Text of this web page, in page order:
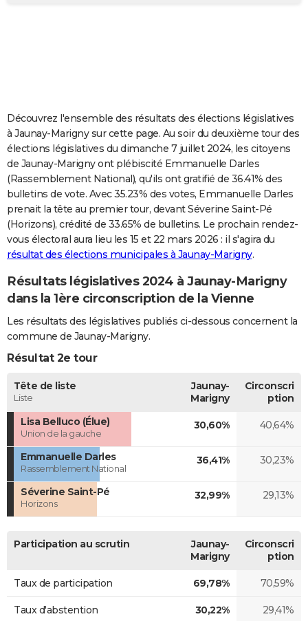
Carte de Noël
Carte Bonne année
Carte Saint-Valentin
Carte Pâques
Carte d'anniversaire
DICTIONNAIRE
Dictionnaire
Biographies
Citations
Expressions
Proverbes
PROGRAMME TV
COPAINS D'AVANT
S'inscrire
Se connecter
Lycées
Collèges
Primaires
Universités
Entreprises
Service militaire
Avis de recherche
AVIS DE DÉCÈS
FORUM
Découvrez l'ensemble des résultats des élections législatives
à Jaunay-Marigny sur cette page. Au soir du deuxième tour des
élections législatives du dimanche 7 juillet 2024, les citoyens
de Jaunay-Marigny ont plébiscité Emmanuelle Darles
(Rassemblement National), qu'ils ont gratifié de 36.41% des
bulletins de vote. Avec 35.23% des votes, Emmanuelle Darles
prenait la tête au premier tour, devant Séverine Saint-Pé
(Horizons), crédité de 33.65% de bulletins. Le prochain rendez-
vous électoral aura lieu les 15 et 22 mars 2026 : il s'agira du
résultat des élections municipales à Jaunay-Marigny.
Résultats législatives 2024 à Jaunay-Marigny
dans la 1ère circonscription de la Vienne
Les résultats des législatives publiés ci-dessous concernent la
commune de Jaunay-Marigny.
Résultat 2e tour
Tête de liste
Liste
Jaunay-
Marigny
Circonscri
ption
Lisa Belluco (Élue)
Union de la gauche
30,60% 40,64%
Emmanuelle Darles
Rassemblement National
36,41% 30,23%
Séverine Saint-Pé
Horizons
32,99% 29,13%
Participation au scrutin
Jaunay-
Marigny
Circonscri
ption
Taux de participation 69,78% 70,59%
Taux d'abstention 30,22% 29,41%